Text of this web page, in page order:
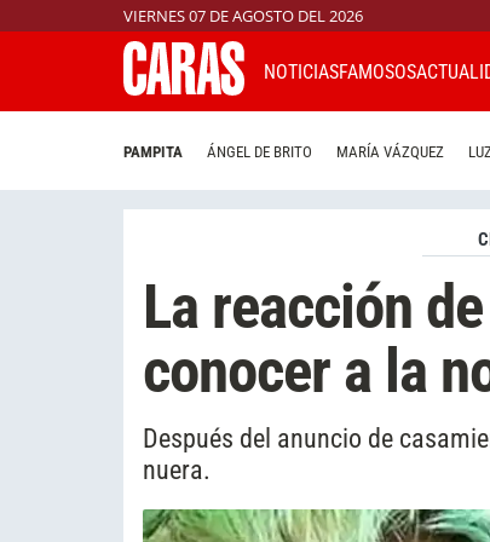
VIERNES 07 DE AGOSTO DEL 2026
NOTICIASFAMOSOS
PAMPITA ÁNGEL DE BRITO MARÍA VÁZQUEZ
La reacción
conocer a la
Después del anuncio de
nuera.